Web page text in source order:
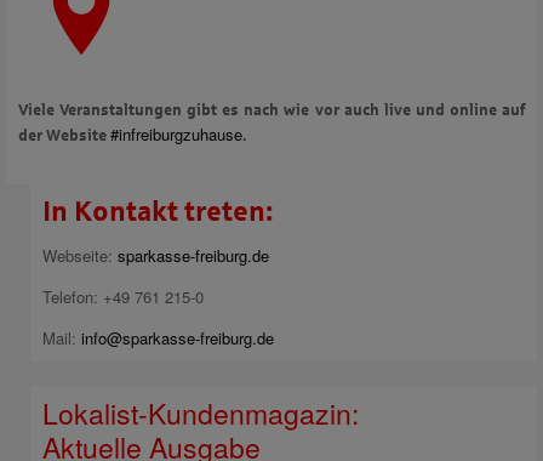
Viele Veranstaltungen gibt es nach wie vor auch live und online auf
der Website #infreiburgzuhause.
In Kontakt treten:
Webseite: sparkasse-freiburg.de
Telefon: +49 761 215-0
Mail: info@sparkasse-freiburg.de
Lokalist-Kundenmagazin:
Aktuelle Ausgabe